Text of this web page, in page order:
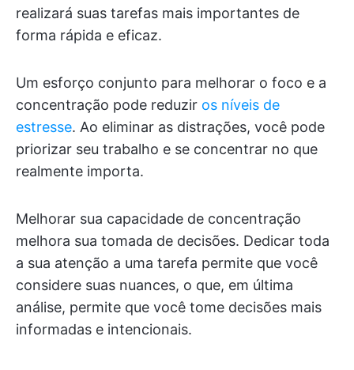
realizará suas tarefas mais importantes de
forma rápida e eficaz.
Um esforço conjunto para melhorar o foco e a
concentração pode reduzir os níveis de
estresse. Ao eliminar as distrações, você pode
priorizar seu trabalho e se concentrar no que
realmente importa.
Melhorar sua capacidade de concentração
melhora sua tomada de decisões. Dedicar toda
a sua atenção a uma tarefa permite que você
considere suas nuances, o que, em última
análise, permite que você tome decisões mais
informadas e intencionais.